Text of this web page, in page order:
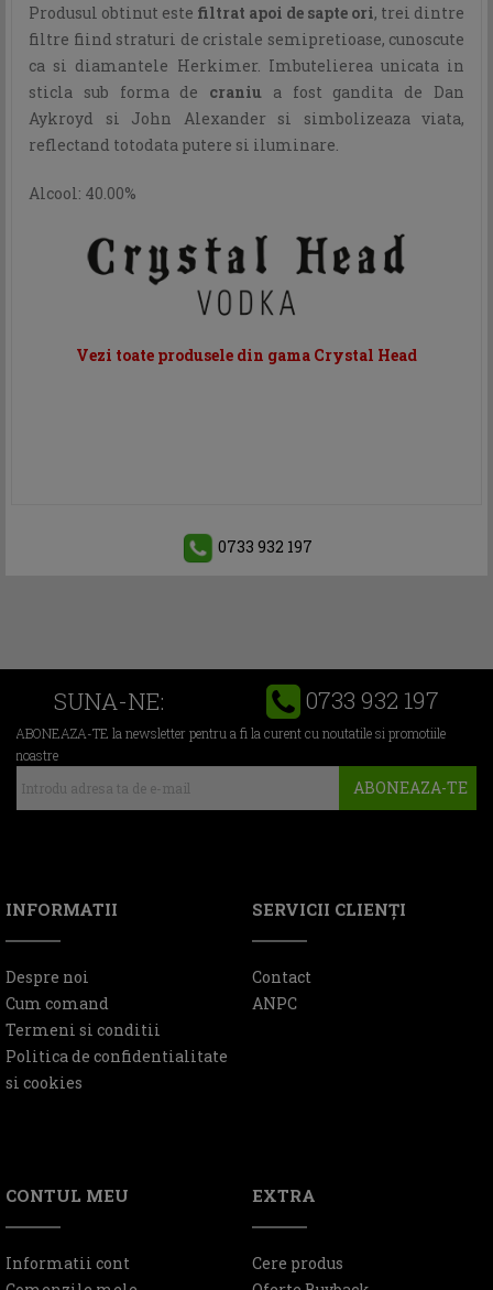
Produsul obtinut este filtrat apoi de sapte ori, trei dintre
filtre fiind straturi de cristale semipretioase, cunoscute
ca si diamantele Herkimer. Imbutelierea unicata in
sticla sub forma de craniu a fost gandita de Dan
Aykroyd si John Alexander si simbolizeaza viata,
reflectand totodata putere si iluminare.
Alcool: 40.00%
Vezi toate produsele din gama Crystal Head
0733 932 197
SUNA-NE: 0733 932 197
ABONEAZA-TE la newsletter pentru a fi la curent cu noutatile si promotiile
noastre
ABONEAZA-TE
INFORMATII
Despre noi
Cum comand
Termeni si conditii
Politica de confidentialitate
si cookies
SERVICII CLIENŢI
Contact
ANPC
CONTUL MEU
Informatii cont
EXTRA
Cere produs